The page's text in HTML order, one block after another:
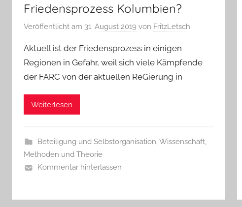
Friedensprozess Kolumbien?
Veröffentlicht am 31. August 2019 von FritzLetsch
Aktuell ist der Friedensprozess in einigen
Regionen in Gefahr, weil sich viele Kämpfende
der FARC von der aktuellen ReGierung in
Weiterlesen
Beteiligung und Selbstorganisation,Wissenschaft,
Methoden und Theorie
Kommentar hinterlassen